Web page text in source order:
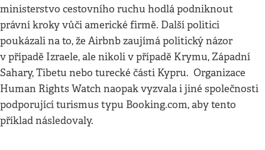
ministerstvo cestovního ruchu hodlá podniknout
právní kroky vůči americké firmě. Další politici
poukázali na to, že Airbnb zaujímá politický názor
v případě Izraele, ale nikoli v případě Krymu, Západní
Sahary, Tibetu nebo turecké části Kypru. Organizace
Human Rights Watch naopak vyzvala i jiné společnosti
podporující turismus typu Booking.com, aby tento
příklad následovaly.